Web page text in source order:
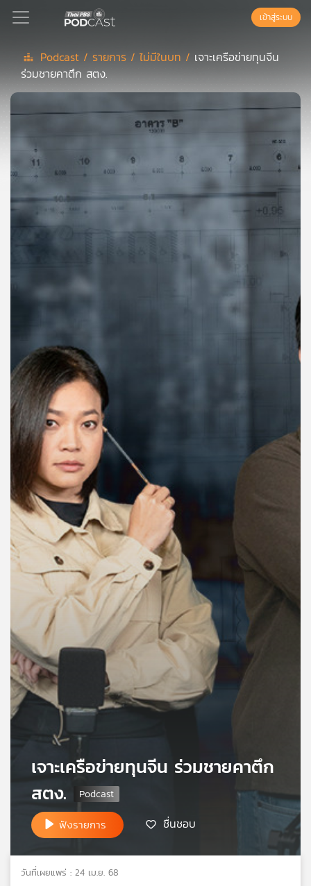
Podcast
ย์
สต์
แนะนำ
สต์
เพลง
บทความ
ข่าว
และ
กิจกรรม
เกี่ยว
กับ
เครือ
ข่าย
วิทยุ
ไทย
พี
บี
เข้าสู่ระบบ
Podcast / รายการ /ไม่มีในบท / เจาะเครือข่ายทุนจีน
ร่วมชายคาตึก สตง.
เจาะเครือข่ายทุนจีน ร่วมชายคาตึก
สตง.
ฟังรายการ ชื่นชอบ
วันที่เผยแพร่ : 24 เม.ย. 68